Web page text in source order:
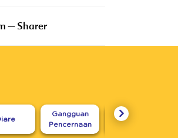
– Sharer
Gangguan
Pencernaan
Karakter